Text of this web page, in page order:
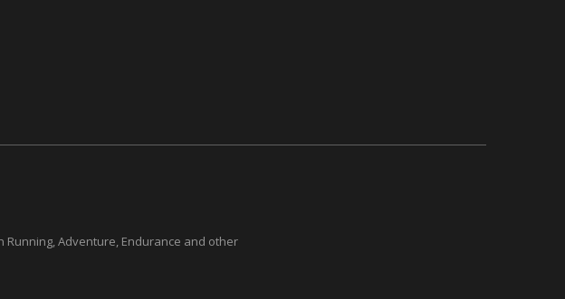
Running, Adventure, Endurance and other